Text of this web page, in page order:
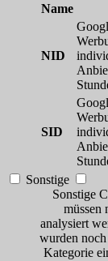
Name
NID
SID
Sonstige
Sonstige
müssen
analysiert
wurden
Kategorie